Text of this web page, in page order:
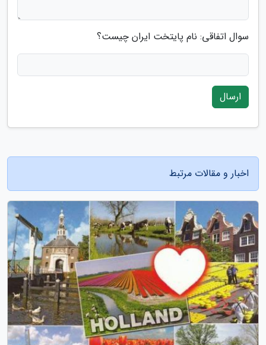
سوال اتفاقی: نام پایتخت ایران چیست؟
ارسال
اخبار و مقالات مرتبط